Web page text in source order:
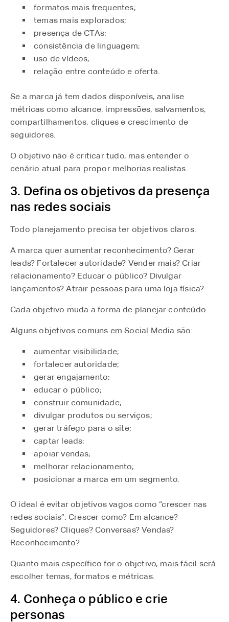
formatos mais frequentes;
temas mais explorados;
presença de CTAs;
consistência de linguagem;
uso de vídeos;
relação entre conteúdo e oferta.
Se a marca já tem dados disponíveis, analise
métricas como alcance, impressões, salvamentos,
compartilhamentos, cliques e crescimento de
seguidores.
O objetivo não é criticar tudo, mas entender o
cenário atual para propor melhorias realistas.
3. Defina os objetivos da presença
nas redes sociais
Todo planejamento precisa ter objetivos claros.
A marca quer aumentar reconhecimento? Gerar
leads? Fortalecer autoridade? Vender mais? Criar
relacionamento? Educar o público? Divulgar
lançamentos? Atrair pessoas para uma loja física?
Cada objetivo muda a forma de planejar conteúdo.
Alguns objetivos comuns em Social Media são:
aumentar visibilidade;
fortalecer autoridade;
gerar engajamento;
educar o público;
construir comunidade;
divulgar produtos ou serviços;
gerar tráfego para o site;
captar leads;
apoiar vendas;
melhorar relacionamento;
posicionar a marca em um segmento.
O ideal é evitar objetivos vagos como “crescer nas
redes sociais”. Crescer como? Em alcance?
Seguidores? Cliques? Conversas? Vendas?
Reconhecimento?
Quanto mais específico for o objetivo, mais fácil será
escolher temas, formatos e métricas.
4. Conheça o público e crie
personas